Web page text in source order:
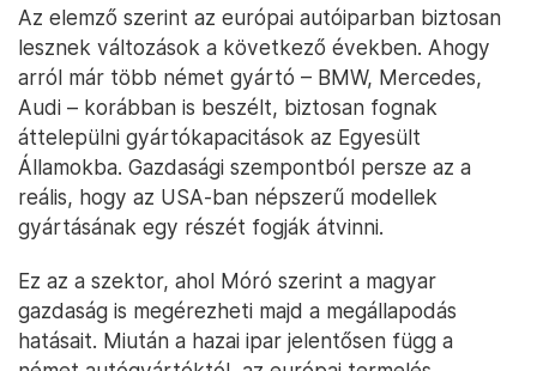
Reuters
Az elemző szerint az európai autóiparban biztosan